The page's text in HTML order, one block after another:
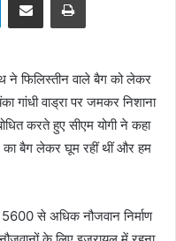
ने फिलिस्तीन वाले बैग को लेकर
गांधी वाड्रा पर जमकर निशाना
करते हुए सीएम योगी ने कहा
बैग लेकर घूम रहीं थीं और हम
से अधिक नौजवान निर्माण